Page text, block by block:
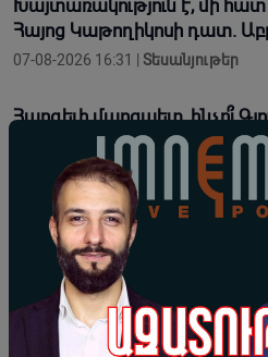
Խայտառակություն է, մի հատ
Հայոց Կաթողիկոսի դատ.
07-08-2026 16:31 | Տեսանյութեր
Հարգելի մարզպետ, ինչո՞ւ
չունի կոմբայն, Ձեր գործով
07-08-2026 16:28 | Տեսանյութեր
Նարեկ Կարապետյանը
դատարան հաջակցություն
07-08-2026 16:26 |
8 տարվա մեջ ոչ մի